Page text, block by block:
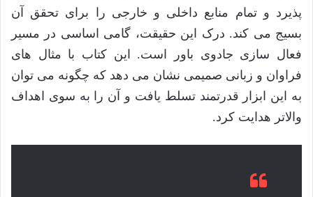
پذیرد و تمام منابع داخلی و خارجی را برای تحقق آن
بسیج می کند. درک این حقیقت، گامی اساسی در مسیر
فعال سازی جادوی باور است. این کتاب با مثال های
فراوان و زبانی صمیمی نشان می دهد که چگونه می توان
به این ابزار قدرتمند تسلط یافت و آن را به سوی اهداف
والاتر هدایت کرد.